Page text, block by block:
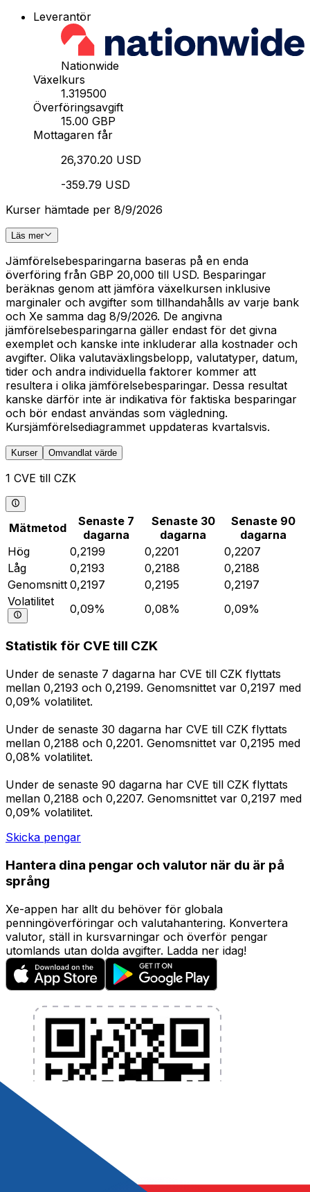
Leverantör
Nationwide
Växelkurs
1.319500
Överföringsavgift
15.00 GBP
Mottagaren får
26,370.20 USD
-359.79 USD
Kurser hämtade per 8/9/2026
Läs mer
Jämförelsebesparingarna baseras på en enda
överföring från GBP 20,000 till USD. Besparingar
beräknas genom att jämföra växelkursen inklusive
marginaler och avgifter som tillhandahålls av varje bank
och Xe samma dag 8/9/2026. De angivna
jämförelsebesparingarna gäller endast för det givna
exemplet och kanske inte inkluderar alla kostnader och
avgifter. Olika valutaväxlingsbelopp, valutatyper, datum,
tider och andra individuella faktorer kommer att
resultera i olika jämförelsebesparingar. Dessa resultat
kanske därför inte är indikativa för faktiska besparingar
och bör endast användas som vägledning.
Kursjämförelsediagrammet uppdateras kvartalsvis.
Kurser Omvandlat värde
1 CVE till CZK
Mätmetod
Senaste 7
dagarna
Senaste 30
dagarna
Senaste 90
dagarna
Hög
0,2199 0,2201
0,2207
Låg
0,2193 0,2188
0,2188
Genomsnitt 0,2197 0,2195
0,2197
Volatilitet
0,09% 0,08% 0,09%
Statistik för CVE till CZK
Under de senaste 7 dagarna har CVE till CZK flyttats
mellan 0,2193 och 0,2199. Genomsnittet var 0,2197 med
0,09% volatilitet.
Under de senaste 30 dagarna har CVE till CZK flyttats
mellan 0,2188 och 0,2201. Genomsnittet var 0,2195 med
0,08% volatilitet.
Under de senaste 90 dagarna har CVE till CZK flyttats
mellan 0,2188 och 0,2207. Genomsnittet var 0,2197 med
0,09% volatilitet.
Skicka pengar
Hantera dina pengar och valutor när du är på
språng
Xe-appen har allt du behöver för globala
penningöverföringar och valutahantering. Konvertera
valutor, ställ in kursvarningar och överför pengar
utomlands utan dolda avgifter. Ladda ner idag!